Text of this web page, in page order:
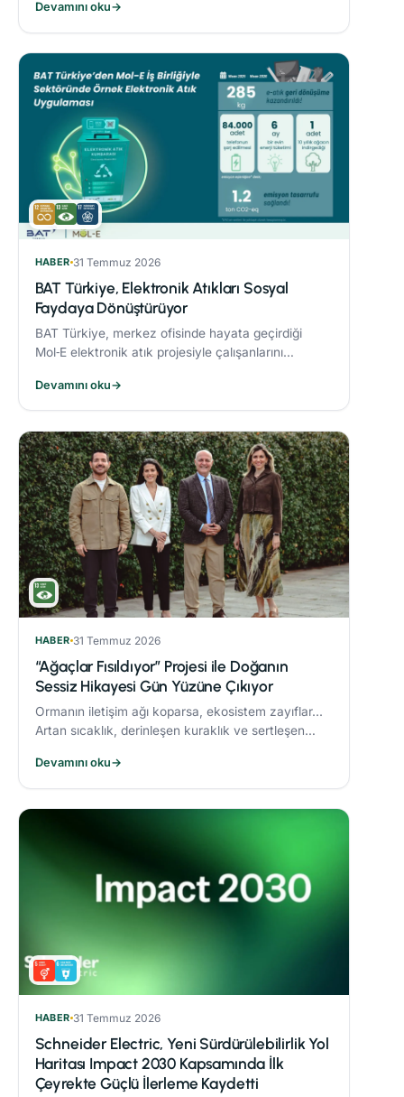
sonucunda %21’lik azaltım sağladı.
Devamını oku→
HABER 31 Temmuz 2026
BAT Türkiye, Elektronik Atıkları Sosyal
Faydaya Dönüştürüyor
BAT Türkiye, merkez ofisinde hayata geçirdiği
Mol‑E elektronik atık projesiyle çalışanlarını
Devamını oku→
HABER 31 Temmuz 2026
“Ağaçlar Fısıldıyor” Projesi ile Doğanın
Sessiz Hikayesi Gün Yüzüne Çıkıyor
Ormanın iletişim ağı koparsa, ekosistem zayıflar...
Artan sıcaklık, derinleşen kuraklık ve sertleşen
getiriyor.
Devamını oku→
HABER 31 Temmuz 2026
Schneider Electric, Yeni Sürdürülebilirlik Yol
Haritası Impact 2030 Kapsamında İlk
Çeyrekte Güçlü İlerleme Kaydetti